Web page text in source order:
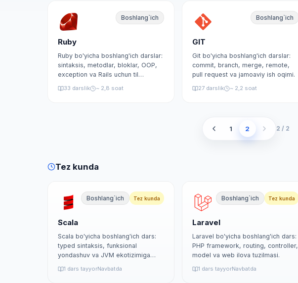
Boshlang`ich
Ruby
Ruby bo'yicha boshlang'ich darslar:
sintaksis, metodlar, bloklar, OOP,
exception va Rails uchun til
33 darslik ~ 2,8 soat
Boshlang`ich
GIT
Git bo'yicha boshlang'ich darslar:
commit, branch, merge, remote,
pull request va jamoaviy ish oqimi.
27 darslik ~ 2,2 soat
1 2 2 / 2
Tez kunda
Boshlang`ich Tez kunda
Scala
Scala bo'yicha boshlang'ich dars:
typed sintaksis, funksional
yondashuv va JVM ekotizimiga
1 dars tayyorNavbatda
Boshlang`ich Tez kunda
Laravel
Laravel bo'yicha boshlang'ich dars:
PHP framework, routing, controller,
model va web ilova tuzilmasi.
1 dars tayyorNavbatda